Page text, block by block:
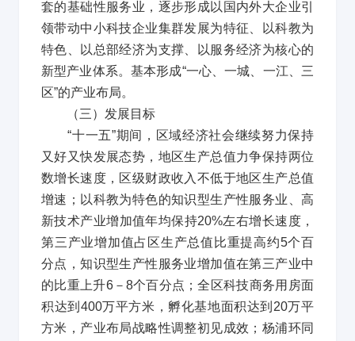
套的基础性服务业，逐步形成以国内外大企业引
领带动中小科技企业集群发展为特征、以科教为
特色、以总部经济为支撑、以服务经济为核心的
新型产业体系。基本形成“一心、一城、一江、三
区”的产业布局。
（三）发展目标
“十一五”期间，区域经济社会继续努力保持
又好又快发展态势，地区生产总值力争保持两位
数增长速度，区级财政收入不低于地区生产总值
增速；以科教为特色的知识型生产性服务业、高
新技术产业增加值年均保持20%左右增长速度，
第三产业增加值占区生产总值比重提高约5个百
分点，知识型生产性服务业增加值在第三产业中
的比重上升6－ 8个百分点；全区科技商务用房面
积达到 400万平方米，孵化基地面积达到 20万平
方米，产业布局战略性调整初见成效；杨浦环同